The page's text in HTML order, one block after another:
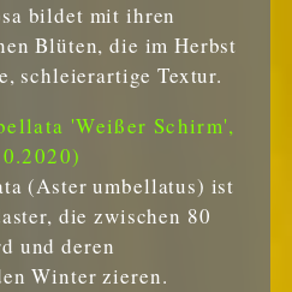
bildet mit ihren
Blüten, die im Herbst
schleierartige Textur.
'Weißer Schirm',
(Aster umbellatus) ist
die zwischen 80
und deren
Winter zieren.